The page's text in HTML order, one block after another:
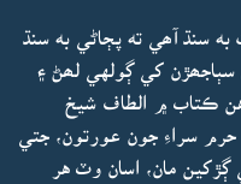
سنڌ آھي ته پڄاڻي به سنڌ
کي ڳولهي لھڻ ۽
هن ڪتاب ۾ الطاف شيخ
حرم سراءِ جون عورتون، جتي
مان، اسان وٽ هر